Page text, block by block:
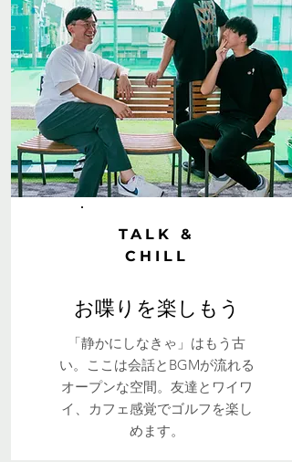
TALK &
CHILL
お喋りを楽しもう
「静かにしなきゃ」はもう古
い。ここは会話とBGMが流れる
オープンな空間。友達とワイワ
イ、カフェ感覚でゴルフを楽し
めます。